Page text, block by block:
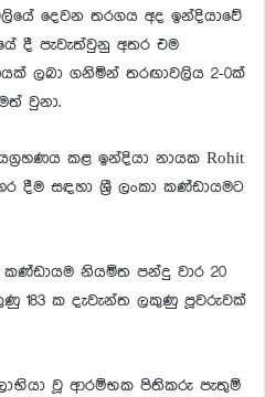
දෙවන තරගය අද ඉන්දියාවේ
දී පැවැත්වුනු අතර එම
ලබා ගනිමින් තරඟාවලිය 2-0ක්
වුනා.
කළ ඉන්දියා නායක Rohit
දීම සඳහා ශ්‍රී ලංකා කණ්ඩායමට
නියමිත පන්දු වාර 20
183 ක දැවැන්ත ලකුණු පූවරුවක්
වූ ආරම්භක පිතිකරු පැතුම්